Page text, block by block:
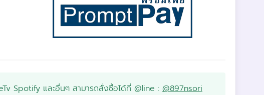
Spotify และอื่นๆ สามารถสั่งซื้อได้ที่ @line : @897nsori